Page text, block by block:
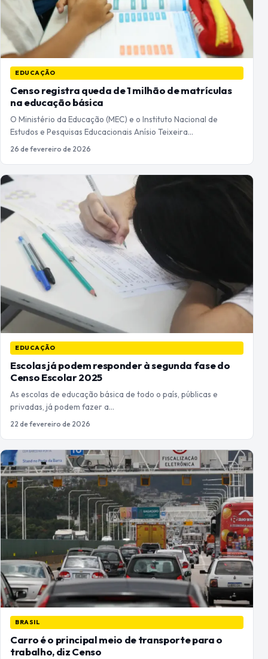
EDUCAÇÃO
Censo registra queda de 1 milhão de matrículas
na educação básica
O Ministério da Educação (MEC) e o Instituto Nacional de
Estudos e Pesquisas Educacionais Anísio Teixeira…
26 de fevereiro de 2026
EDUCAÇÃO
Escolas já podem responder à segunda fase do
Censo Escolar 2025
As escolas de educação básica de todo o país, públicas e
privadas, já podem fazer a…
22 de fevereiro de 2026
BRASIL
Carro é o principal meio de transporte para o
trabalho, diz Censo